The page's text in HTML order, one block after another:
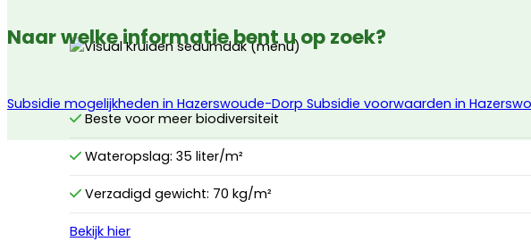
Beste voor meer biodiversiteit
Wateropslag: 35 liter/m²
Verzadigd gewicht: 70 kg/m²
Bekijk hier
Naar welke informatie bent u op zoek?
Subsidie mogelijkheden in Hazerswoude-Dorp Subsidie voorwaarden in